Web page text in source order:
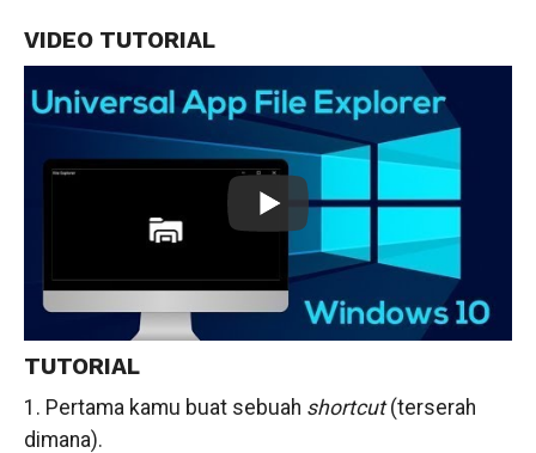
VIDEO TUTORIAL
TUTORIAL
1. Pertama kamu buat sebuah shortcut(terserah
dimana).